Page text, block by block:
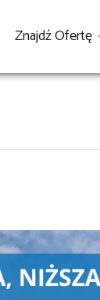
Znajdź Ofertę